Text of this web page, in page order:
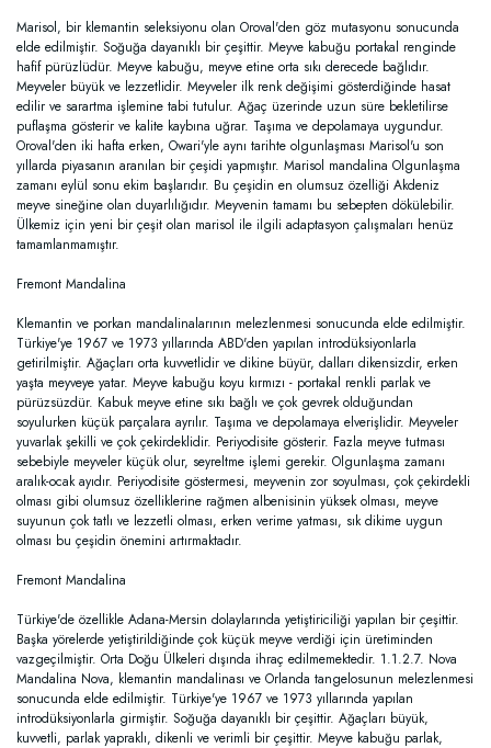
Marisol, bir klemantin seleksiyonu olan Oroval'den göz mutasyonu sonucunda
elde edilmiştir. Soğuğa dayanıklı bir çeşittir. Meyve kabuğu portakal renginde
hafif pürüzlüdür. Meyve kabuğu, meyve etine orta sıkı derecede bağlıdır.
Meyveler büyük ve lezzetlidir. Meyveler ilk renk değişimi gösterdiğinde hasat
edilir ve sarartma işlemine tabi tutulur. Ağaç üzerinde uzun süre bekletilirse
puflaşma gösterir ve kalite kaybına uğrar. Taşıma ve depolamaya uygundur.
Oroval'den iki hafta erken, Owari'yle aynı tarihte olgunlaşması Marisol'u son
yıllarda piyasanın aranılan bir çeşidi yapmıştır. Marisol mandalina Olgunlaşma
zamanı eylül sonu ekim başlarıdır. Bu çeşidin en olumsuz özelliği Akdeniz
meyve sineğine olan duyarlılığıdır. Meyvenin tamamı bu sebepten dökülebilir.
Ülkemiz için yeni bir çeşit olan marisol ile ilgili adaptasyon çalışmaları henüz
tamamlanmamıştır.
Fremont Mandalina
Klemantin ve porkan mandalinalarının melezlenmesi sonucunda elde edilmiştir.
Türkiye'ye 1967 ve 1973 yıllarında ABD'den yapılan introdüksiyonlarla
getirilmiştir. Ağaçları orta kuvvetlidir ve dikine büyür, dalları dikensizdir, erken
yaşta meyveye yatar. Meyve kabuğu koyu kırmızı - portakal renkli parlak ve
pürüzsüzdür. Kabuk meyve etine sıkı bağlı ve çok gevrek olduğundan
soyulurken küçük parçalara ayrılır. Taşıma ve depolamaya elverişlidir. Meyveler
yuvarlak şekilli ve çok çekirdeklidir. Periyodisite gösterir. Fazla meyve tutması
sebebiyle meyveler küçük olur, seyreltme işlemi gerekir. Olgunlaşma zamanı
aralık-ocak ayıdır. Periyodisite göstermesi, meyvenin zor soyulması, çok çekirdekli
olması gibi olumsuz özelliklerine rağmen albenisinin yüksek olması, meyve
suyunun çok tatlı ve lezzetli olması, erken verime yatması, sık dikime uygun
olması bu çeşidin önemini artırmaktadır.
Fremont Mandalina
Türkiye'de özellikle Adana-Mersin dolaylarında yetiştiriciliği yapılan bir çeşittir.
Başka yörelerde yetiştirildiğinde çok küçük meyve verdiği için üretiminden
vazgeçilmiştir. Orta Doğu Ülkeleri dışında ihraç edilmemektedir. 1.1.2.7. Nova
Mandalina Nova, klemantin mandalinası ve Orlanda tangelosunun melezlenmesi
sonucunda elde edilmiştir. Türkiye'ye 1967 ve 1973 yıllarında yapılan
introdüksiyonlarla girmiştir. Soğuğa dayanıklı bir çeşittir. Ağaçları büyük,
kuvvetli, parlak yapraklı, dikenli ve verimli bir çeşittir. Meyve kabuğu parlak,